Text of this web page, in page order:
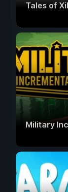
Tales of
Military